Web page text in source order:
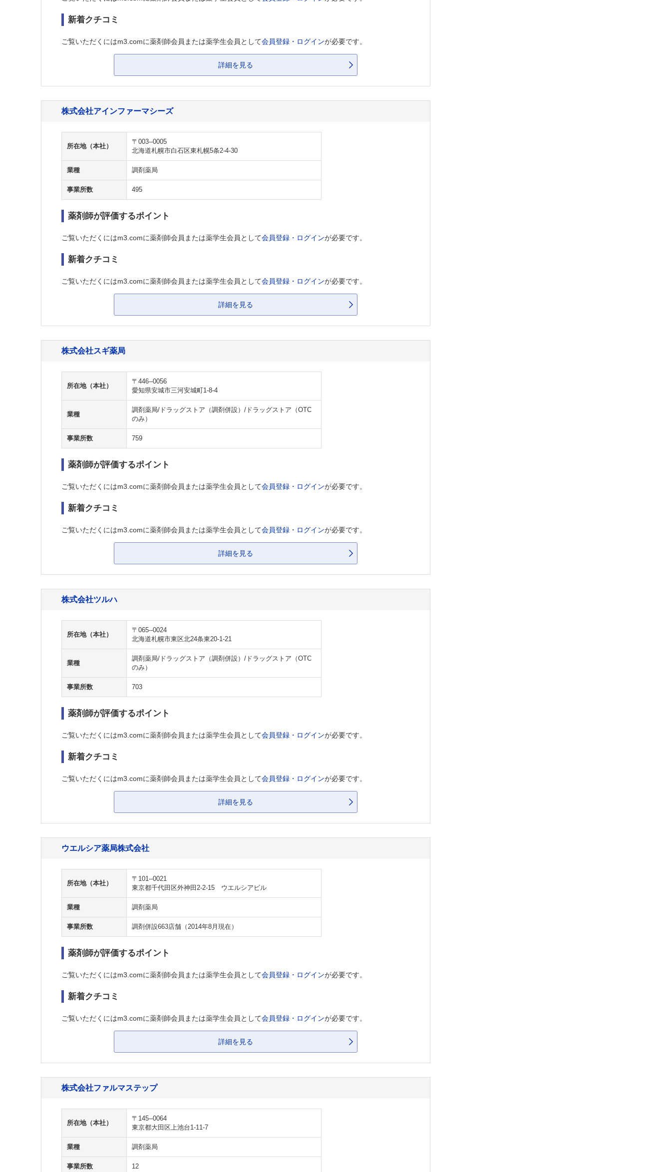
新着クチコミ
ご覧いただくにはm3.comに薬剤師会員または薬学生会員として会員登録・ログインが必要です。
詳細を見る
株式会社アインファーマシーズ
所在地（本社）
〒003--0005
北海道札幌市白石区東札幌5条2-4-30
業種 調剤薬局
事業所数 495
薬剤師が評価するポイント
ご覧いただくにはm3.comに薬剤師会員または薬学生会員として会員登録・ログインが必要です。
新着クチコミ
ご覧いただくにはm3.comに薬剤師会員または薬学生会員として会員登録・ログインが必要です。
詳細を見る
株式会社スギ薬局
所在地（本社）
〒446--0056
愛知県安城市三河安城町1-8-4
業種
調剤薬局/ドラッグストア（調剤併設）/ドラッグストア（OTC
のみ）
事業所数 759
薬剤師が評価するポイント
ご覧いただくにはm3.comに薬剤師会員または薬学生会員として会員登録・ログインが必要です。
新着クチコミ
ご覧いただくにはm3.comに薬剤師会員または薬学生会員として会員登録・ログインが必要です。
詳細を見る
株式会社ツルハ
所在地（本社）
〒065--0024
北海道札幌市東区北24条東20-1-21
業種
調剤薬局/ドラッグストア（調剤併設）/ドラッグストア（OTC
のみ）
事業所数 703
薬剤師が評価するポイント
ご覧いただくにはm3.comに薬剤師会員または薬学生会員として会員登録・ログインが必要です。
新着クチコミ
ご覧いただくにはm3.comに薬剤師会員または薬学生会員として会員登録・ログインが必要です。
詳細を見る
ウエルシア薬局株式会社
所在地（本社）
〒101--0021
東京都千代田区外神田2-2-15 ウエルシアビル
業種 調剤薬局
事業所数 調剤併設663店舗（2014年8月現在）
薬剤師が評価するポイント
ご覧いただくにはm3.comに薬剤師会員または薬学生会員として会員登録・ログインが必要です。
新着クチコミ
ご覧いただくにはm3.comに薬剤師会員または薬学生会員として会員登録・ログインが必要です。
詳細を見る
株式会社ファルマステップ
所在地（本社）
〒145--0064
東京都大田区上池台1-11-7
業種 調剤薬局
事業所数 12